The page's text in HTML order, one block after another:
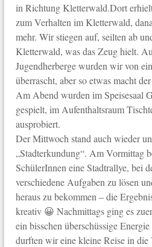
in Richtung Kletterwald.Dort
zum Verhalten im Kletterwald,
mehr. Wir stiegen auf, seilten ab
Kletterwald, was das Zeug hielt.
Jugendherberge wurden wir von
überrascht, aber so etwas macht
Am Abend wurden im Speisesaal
gespielt, im Aufenthaltsraum
ausprobiert.
Der Mittwoch stand auch wieder
„Stadterkundung“. Am Vormittag
SchülerInnen eine Stadtrallye, bei
verschiedene Aufgaben zu lösen
heraus zu bekommen – die
kreativ 😀 Nachmittags ging es
ein bisschen überschüssige
durften wir eine kleine Reise in die